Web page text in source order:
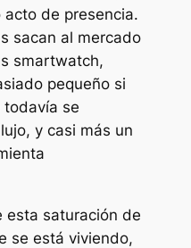
de presencia.
sacan al mercado
smartwatch,
pequeño si
todavía se
y casi más un
esta saturación de
se está viviendo,